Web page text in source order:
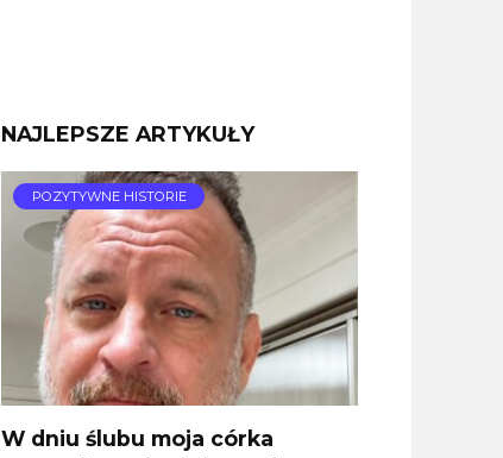
NAJLEPSZE ARTYKUŁY
POZYTYWNE HISTORIE
W dniu ślubu moja córka